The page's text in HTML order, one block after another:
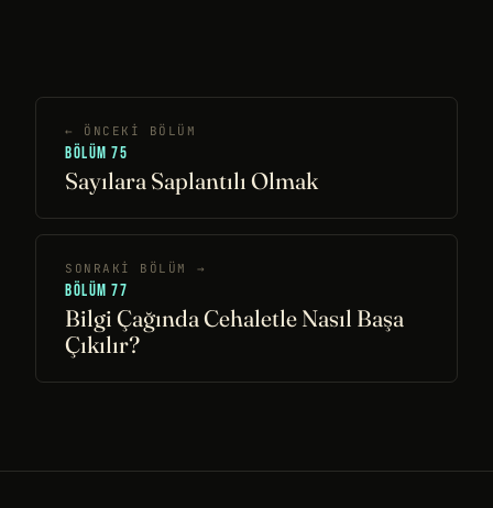
← ÖNCEKI BÖLÜM
BÖLÜM 75
Sayılara Saplantılı Olmak
SONRAKI BÖLÜM →
BÖLÜM 77
Bilgi Çağında Cehaletle Nasıl Başa
Çıkılır?